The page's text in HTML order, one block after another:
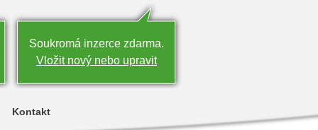
Soukromá inzerce zdarma.
Vložit nový nebo upravit
Kontakt